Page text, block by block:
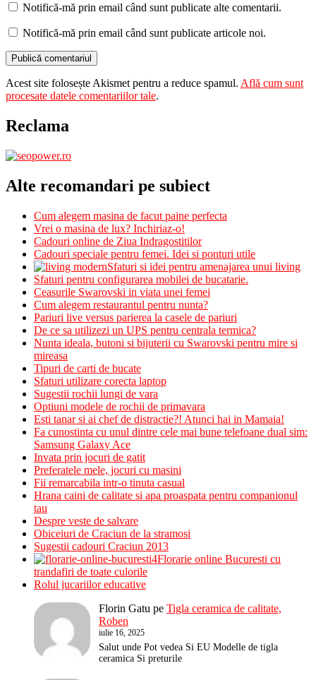
Notifică-mă prin email când sunt publicate alte comentarii.
Notifică-mă prin email când sunt publicate articole noi.
Acest site folosește Akismet pentru a reduce spamul. Află cum sunt
procesate datele comentariilor tale.
Reclama
Alte recomandari pe subiect
Cum alegem masina de facut paine perfecta
Vrei o masina de lux? Inchiriaz-o!
Cadouri online de Ziua Indragostitilor
Cadouri speciale pentru femei. Idei si ponturi utile
Sfaturi si idei pentru amenajarea unui living
Sfaturi pentru configurarea mobilei de bucatarie.
Ceasurile Swarovski in viata unei femei
Cum alegem restaurantul pentru nunta?
Pariuri live versus parierea la casele de pariuri
De ce sa utilizezi un UPS pentru centrala termica?
Nunta ideala, butoni si bijuterii cu Swarovski pentru mire si
mireasa
Tipuri de carti de bucate
Sfaturi utilizare corecta laptop
Sugestii rochii lungi de vara
Optiuni modele de rochii de primavara
Esti tanar si ai chef de distractie?! Atunci hai in Mamaia!
Fa cunostinta cu unul dintre cele mai bune telefoane dual sim:
Samsung Galaxy Ace
Invata prin jocuri de gatit
Preferatele mele, jocuri cu masini
Fii remarcabila intr-o tinuta casual
Hrana caini de calitate si apa proaspata pentru companionul
tau
Despre veste de salvare
Obiceiuri de Craciun de la stramosi
Sugestii cadouri Craciun 2013
Florarie online Bucuresti cu
trandafiri de toate culorile
Rolul jucariilor educative
Florin Gatu pe Tigla ceramica de calitate,
Roben
iulie 16, 2025
Salut unde Pot vedea Si EU Modelle de tigla
ceramica Si preturile